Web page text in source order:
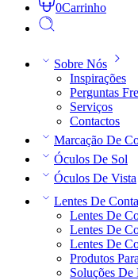
0Carrinho
Sobre Nós
Inspirações
Perguntas
Serviços
Contactos
Marcação De
Óculos De Sol
Óculos De Vista
Lentes De
Lentes De
Lentes De
Lentes De
Produtos
Soluções De